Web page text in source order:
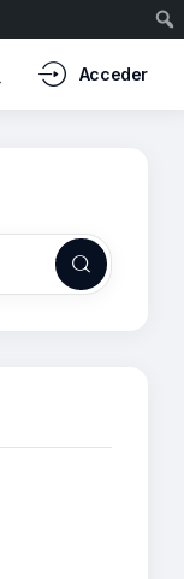
Acceder